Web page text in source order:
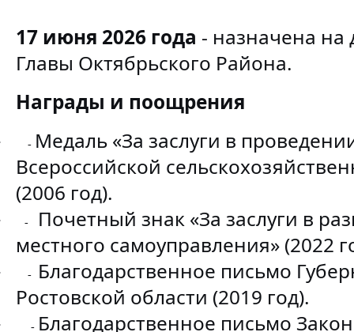
17 июня 2026 года - назначена на
Главы Октябрьского Района.
Награды и поощрения
- Медаль «За заслуги в
Всероссийской
(2006 год).
-
Почетный знак «За заслуги в
местного самоуправления» (2022
-
Благодарственное письмо
Ростовской области (2019 год).
- Благодарственное письмо